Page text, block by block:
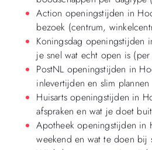
Action openingstijden in
bezoek (centrum,
Koningsdag openingstijden
je snel wat echt open is (per
PostNL openingstijden in
inlevertijden en slim plannen
Huisarts openingstijden in
afspraken en wat je doet
Apotheek openingstijden in
weekend en wat te doen bij